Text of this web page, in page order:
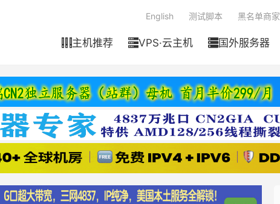
主机推荐 VPS·云主机 国外服务器
English 测试脚本 黑名单商家